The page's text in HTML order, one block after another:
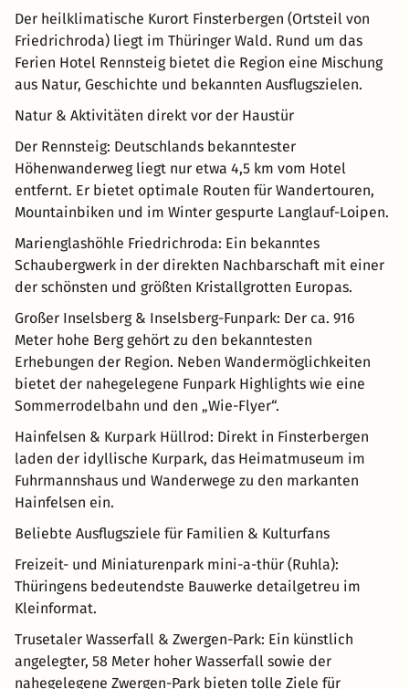
Der heilklimatische Kurort Finsterbergen (Ortsteil von
Friedrichroda) liegt im Thüringer Wald. Rund um das
Ferien Hotel Rennsteig bietet die Region eine Mischung
aus Natur, Geschichte und bekannten Ausflugszielen.
Natur & Aktivitäten direkt vor der Haustür
Der Rennsteig: Deutschlands bekanntester
Höhenwanderweg liegt nur etwa 4,5 km vom Hotel
entfernt. Er bietet optimale Routen für Wandertouren,
Mountainbiken und im Winter gespurte Langlauf-Loipen.
Marienglashöhle Friedrichroda: Ein bekanntes
Schaubergwerk in der direkten Nachbarschaft mit einer
der schönsten und größten Kristallgrotten Europas.
Großer Inselsberg & Inselsberg-Funpark: Der ca. 916
Meter hohe Berg gehört zu den bekanntesten
Erhebungen der Region. Neben Wandermöglichkeiten
bietet der nahegelegene Funpark Highlights wie eine
Sommerrodelbahn und den „Wie-Flyer“.
Hainfelsen & Kurpark Hüllrod: Direkt in Finsterbergen
laden der idyllische Kurpark, das Heimatmuseum im
Fuhrmannshaus und Wanderwege zu den markanten
Hainfelsen ein.
Beliebte Ausflugsziele für Familien & Kulturfans
Freizeit- und Miniaturenpark mini-a-thür (Ruhla):
Thüringens bedeutendste Bauwerke detailgetreu im
Kleinformat.
Trusetaler Wasserfall & Zwergen-Park: Ein künstlich
angelegter, 58 Meter hoher Wasserfall sowie der
nahegelegene Zwergen-Park bieten tolle Ziele für